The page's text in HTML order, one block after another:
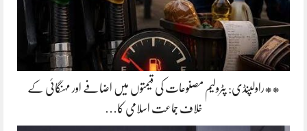
**راولپنڈی: پٹرولیم مصنوعات کی قیمتوں میں اضافے اور مہنگائی کے
خلاف جماعت اسلامی کا…